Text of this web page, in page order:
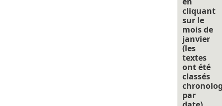
cliquant
sur le
mois de
janvier
(les
textes
ont été
classés
par